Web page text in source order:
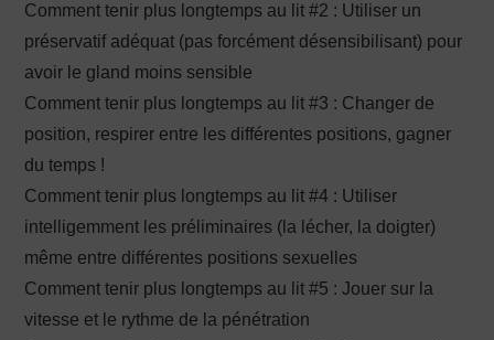
Comment tenir plus longtemps au lit #2 : Utiliser un
préservatif adéquat (pas forcément désensibilisant) pour
avoir le gland moins sensible
Comment tenir plus longtemps au lit #3 : Changer de
position, respirer entre les différentes positions, gagner
du temps !
Comment tenir plus longtemps au lit #4 : Utiliser
intelligemment les préliminaires (la lécher, la doigter)
même entre différentes positions sexuelles
Comment tenir plus longtemps au lit #5 : Jouer sur la
vitesse et le rythme de la pénétration